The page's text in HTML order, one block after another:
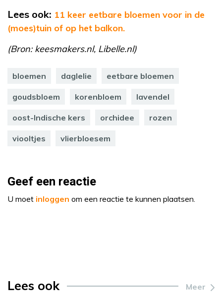
Lees ook: 11 keer eetbare bloemen voor in de
(moes)tuin of op het balkon.
(Bron: keesmakers.nl, Libelle.nl)
bloemen daglelie eetbare bloemen
goudsbloem korenbloem lavendel
oost-Indische kers orchidee rozen
viooltjes vlierbloesem
Geef een reactie
U moet inloggen om een reactie te kunnen plaatsen.
Lees ook Meer